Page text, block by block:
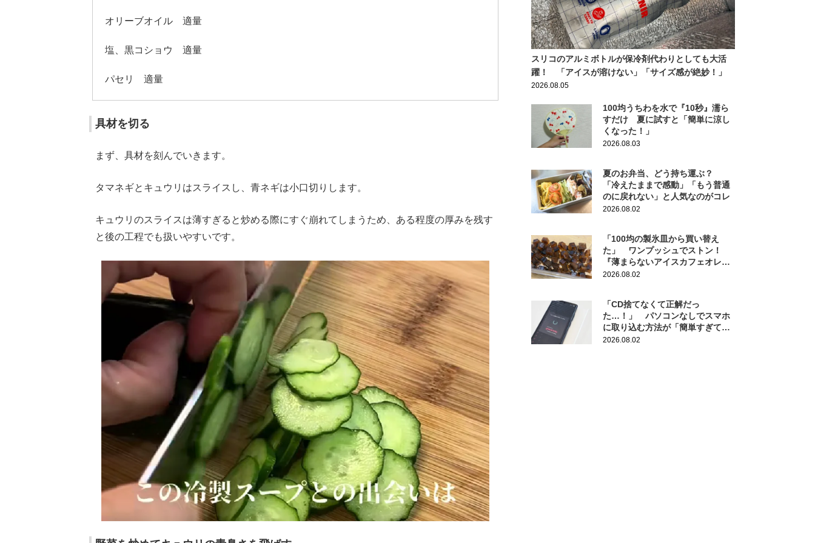
オリーブオイル 適量
塩、黒コショウ 適量
パセリ 適量
具材を切る
まず、具材を刻んでいきます。
タマネギとキュウリはスライスし、青ネギは小口切りします。
キュウリのスライスは薄すぎると炒める際にすぐ崩れてしまうため、ある程度の厚みを残す
と後の工程でも扱いやすいです。
スリコのアルミボトルが保冷剤代わりとしても大活
躍！ 「アイスが溶けない」「サイズ感が絶妙！」
2026.08.05
100均うちわを水で『10秒』濡ら
すだけ 夏に試すと「簡単に涼し
くなった！」
2026.08.03
夏のお弁当、どう持ち運ぶ？
「冷えたままで感動」「もう普通
のに戻れない」と人気なのがコレ
2026.08.02
「100均の製氷皿から買い替え
た」 ワンプッシュでストン！
『薄まらないアイスカフェオレ』
作りにも活躍
2026.08.02
「CD捨てなくて正解だっ
た…！」 パソコンなしでスマホ
に取り込む方法が「簡単すぎて拍
子抜け」「この曲聴きたかった
2026.08.02